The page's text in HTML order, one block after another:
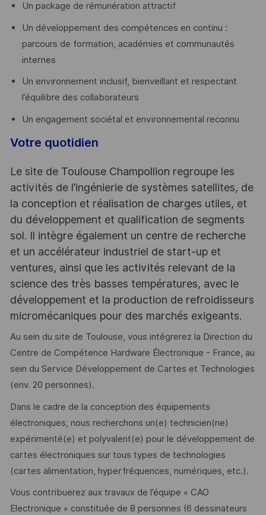
Un package de rémunération attractif
Un développement des compétences en continu :
parcours de formation, académies et communautés
internes
Un environnement inclusif, bienveillant et respectant
l’équilibre des collaborateurs
Un engagement sociétal et environnemental reconnu
Votre quotidien
Le site de Toulouse Champollion regroupe les
activités de l’ingénierie de systèmes satellites, de
la conception et réalisation de charges utiles, et
du développement et qualification de segments
sol. Il intègre également un centre de recherche
et un accélérateur industriel de start-up et
ventures, ainsi que les activités relevant de la
science des très basses températures, avec le
développement et la production de refroidisseurs
micromécaniques pour des marchés exigeants.
Au sein du site de Toulouse, vous intégrerez la Direction du
Centre de Compétence Hardware Électronique - France, au
sein du Service Développement de Cartes et Technologies
(env. 20 personnes).
Dans le cadre de la conception des équipements
électroniques, nous recherchons un(e) technicien(ne)
expérimenté(e) et polyvalent(e) pour le développement de
cartes électroniques sur tous types de technologies
(cartes alimentation, hyperfréquences, numériques, etc.).
Vous contribuerez aux travaux de l’équipe « CAO
Electronique » constituée de 8 personnes (6 dessinateurs